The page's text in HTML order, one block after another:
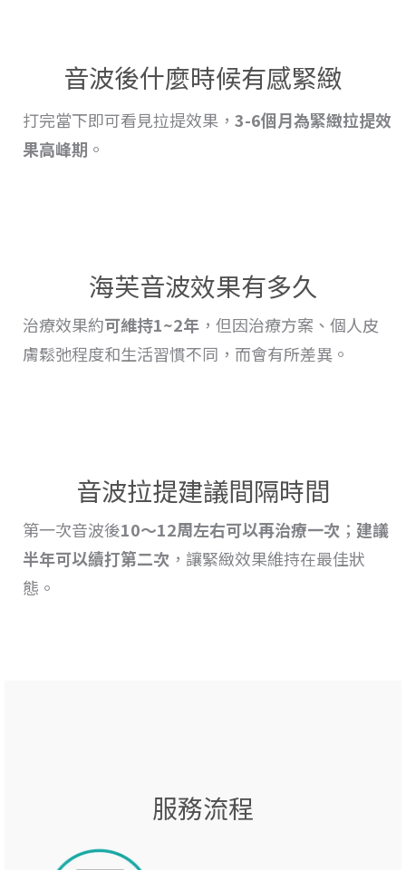
音波後什麼時候有感緊緻
打完當下即可看見拉提效果， 3-6個月為緊緻拉提效
果高峰期 。
海芙音波效果有多久
治療效果約可維持1~2年 ，但因治療方案、個人皮
膚鬆弛程度和生活習慣不同，而會有所差異。
音波拉提建議間隔時間
第一次音波後10～12周左右可以再治療一次 ； 建議
半年可以續打第二次 ，讓緊緻效果維持在最佳狀
態。
服務流程